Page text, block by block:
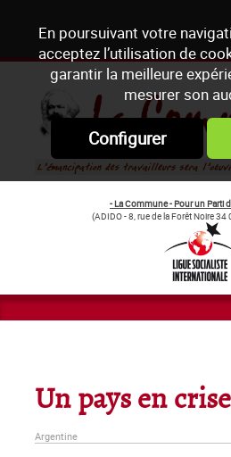
En poursuivant votre
acceptez l’utilisation de
garantir la meilleure
mesurer son
Configurer
- La Commune - Pour un Parti
(ADIDO - 8, rue de la Forêt Noire 34
Un pays en crise
Argentine